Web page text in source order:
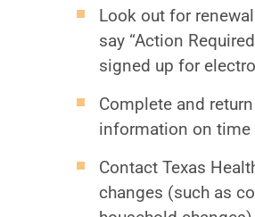
Look out for
say “Action
signed up for
Complete and
information on time
Contact Texas
changes (such as